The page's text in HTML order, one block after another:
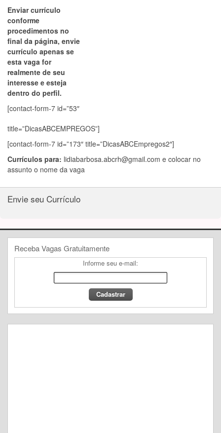
Enviar currículo
conforme
procedimentos no
final da página, envie
currículo apenas se
esta vaga for
realmente de seu
interesse e esteja
dentro do perfil.
[contact-form-7 id=”53″
title=”DicasABCEMPREGOS”]
[contact-form-7 id=”173″ title=”DicasABCEmpregos2″]
Currículos para: lidiabarbosa.abcrh@gmail.com e colocar no
assunto o nome da vaga
Envie seu Currículo
Receba Vagas Gratuitamente
Informe seu e-mail: